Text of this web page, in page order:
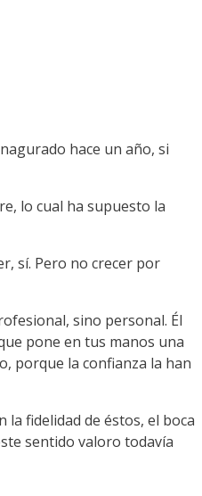
hace un año, si
lo cual ha supuesto la
sí. Pero no crecer por
sino personal. Él
pone en tus manos una
porque la confianza la han
la fidelidad de éstos, el boca
sentido valoro todavía